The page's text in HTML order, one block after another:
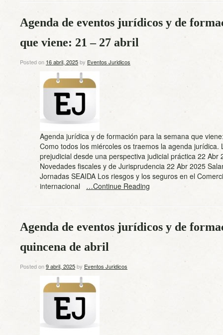
Agenda de eventos jurídicos y de
que viene: 21 – 27 abril
Posted on 16 abril, 2025by Eventos Juridicos
Agenda jurídica y de formación para la semana que
Como todos los miércoles os traemos la agenda jurídica.
prejudicial desde una perspectiva judicial práctica 22 Abr
Novedades fiscales y de Jurisprudencia 22 Abr 2025
Jornadas SEAIDA Los riesgos y los seguros en el
internacional …Continue Reading
Agenda de eventos jurídicos y de
quincena de abril
Posted on9 abril, 2025by Eventos Juridicos